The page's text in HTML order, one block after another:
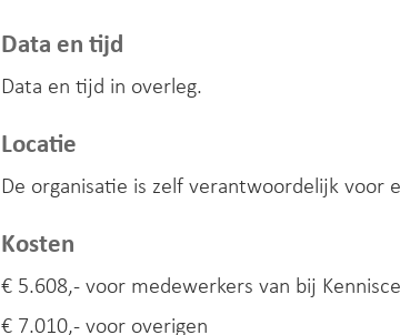
Data en tijd
Data en tijd in overleg.
Locatie
De organisatie is zelf verantwoordelijk voor
Kosten
€ 5.608,- voor medewerkers van bij
€ 7.010,- voor overigen